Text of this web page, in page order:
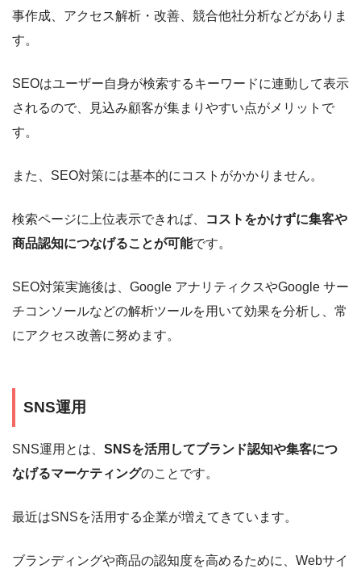
事作成、アクセス解析・改善、競合他社分析などがありま
す。
SEOはユーザー自身が検索するキーワードに連動して表示
されるので、見込み顧客が集まりやすい点がメリットで
す。
また、SEO対策には基本的にコストがかかりません。
検索ページに上位表示できれば、
コストをかけずに集客や
商品認知につなげることが可能です。
SEO対策実施後は、Google アナリティクスやGoogle サー
チコンソールなどの解析ツールを用いて効果を分析し、常
にアクセス改善に努めます。
SNS運用
SNS運用とは、 SNSを活用してブランド認知や集客につ
なげるマーケティングのことです。
最近はSNSを活用する企業が増えてきています。
ブランディングや商品の認知度を高めるために、Webサイ